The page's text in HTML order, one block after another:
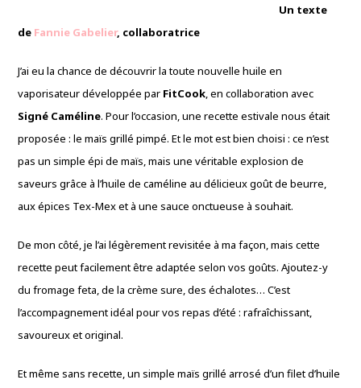
Un texte
de Fannie Gabelier, collaboratrice
J’ai eu la chance de découvrir la toute nouvelle huile en
vaporisateur développée par FitCook, en collaboration avec
Signé Caméline. Pour l’occasion, une recette estivale nous était
proposée : le maïs grillé pimpé. Et le mot est bien choisi : ce n’est
pas un simple épi de maïs, mais une véritable explosion de
saveurs grâce à l’huile de caméline au délicieux goût de beurre,
aux épices Tex-Mex et à une sauce onctueuse à souhait.
De mon côté, je l’ai légèrement revisitée à ma façon, mais cette
recette peut facilement être adaptée selon vos goûts. Ajoutez-y
du fromage feta, de la crème sure, des échalotes… C’est
l’accompagnement idéal pour vos repas d’été : rafraîchissant,
savoureux et original.
Et même sans recette, un simple maïs grillé arrosé d’un filet d’huile